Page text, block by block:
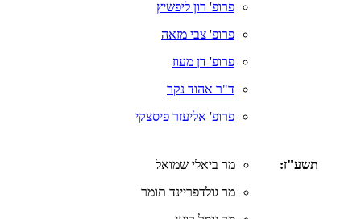
פרופ' רון ליפשיץ
פרופ' צבי מזאה
פרופ' דן מעוז
ד"ר אהוד נקר
פרופ' אליעזר פיסצקי
תשע"ז:
מר ביאלי שמואל
מר גולדפריינד תומר